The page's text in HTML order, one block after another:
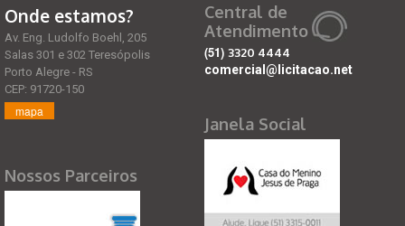
Onde estamos?
Av. Eng. Ludolfo Boehl, 205
Salas 301 e 302 Teresópolis
Porto Alegre - RS
CEP: 91720-150
mapa
Nossos Parceiros
Central de
Atendimento
(51) 3320 4444
comercial@licitacao.net
Janela Social